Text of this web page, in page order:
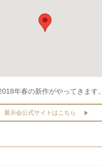
年春の新作がやってきます。
展示会公式サイトはこちら